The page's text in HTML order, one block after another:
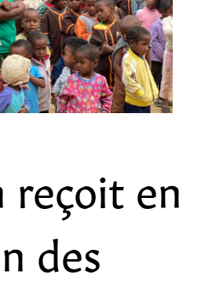
reçoit en
des